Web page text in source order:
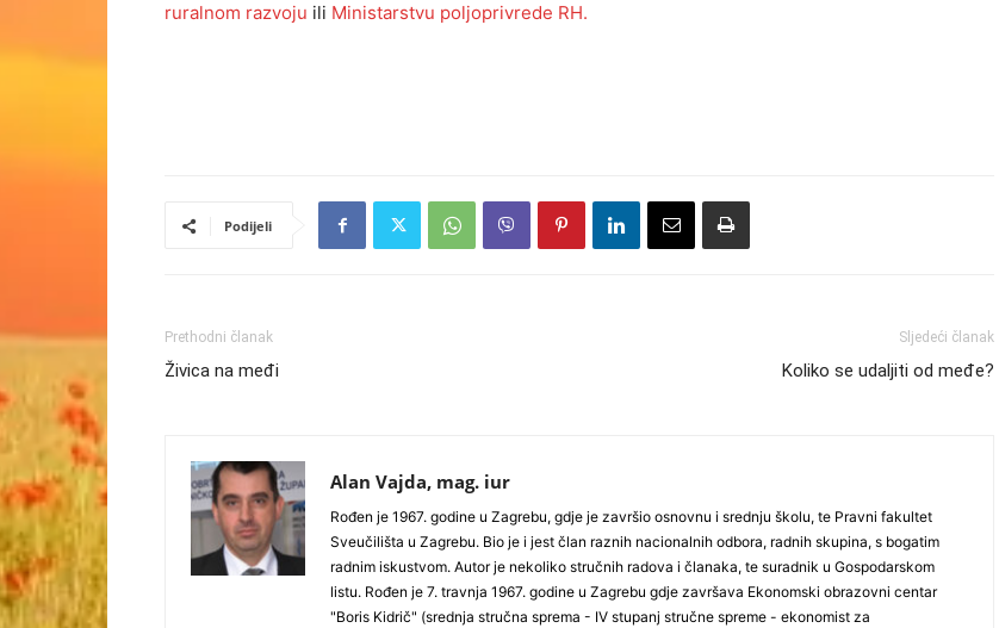
ruralnom razvoju ili Ministarstvu poljoprivrede RH.
Podijeli
Prethodni članak
Živica na međi
Sljedeći članak
Koliko se udaljiti od međe?
Alan Vajda, mag. iur
Rođen je 1967. godine u Zagrebu, gdje je završio osnovnu i srednju školu, te Pravni fakultet
Sveučilišta u Zagrebu. Bio je i jest član raznih nacionalnih odbora, radnih skupina, s bogatim
radnim iskustvom. Autor je nekoliko stručnih radova i članaka, te suradnik u Gospodarskom
listu. Rođen je 7. travnja 1967. godine u Zagrebu gdje završava Ekonomski obrazovni centar
"Boris Kidrič" (srednja stručna sprema - IV stupanj stručne spreme - ekonomist za